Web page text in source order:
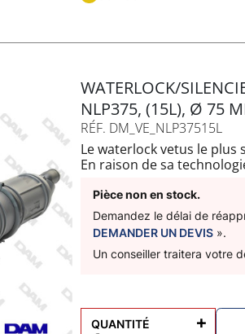
WATERLOCK/
NLP375, (15L), Ø 75
RÉF. DM_VE_NLP37515L
Le waterlock vetus le plus
En raison de sa
chambres rotatives et
et rapide même dans les
Livré avec 2 sangles de
Capacité : 15L
A : 1200mm
D: 75mm
Pièce non en stock.
Demandez le délai de
DEMANDER UN DEVIS ».
Un conseiller traitera votre
QUANTITÉ +